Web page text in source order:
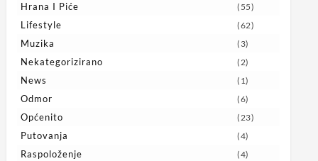
Hrana I Piće (55)
Lifestyle (62)
Muzika (3)
Nekategorizirano (2)
News (1)
Odmor (6)
Općenito (23)
Putovanja (4)
Raspoloženje (4)